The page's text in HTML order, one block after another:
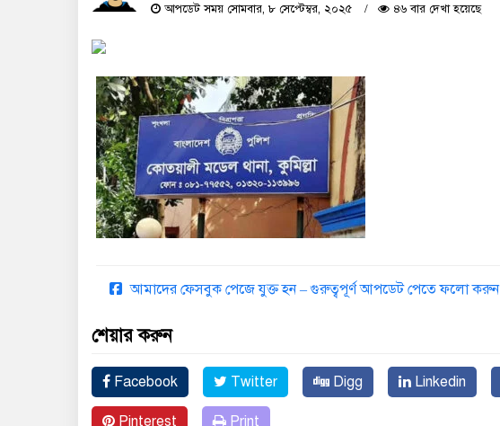
আপডেট সময় সোমবার, ৮ সেপ্টেম্বর, ২০২৫ ৪৬ বার দেখা হয়েছে
আমাদের ফেসবুক পেজে যুক্ত হন – গুরুত্বপূর্ণ আপডেট পেতে ফলো করুন
শেয়ার করুন
Facebook Twitter Digg Linkedin
Pinterest Print